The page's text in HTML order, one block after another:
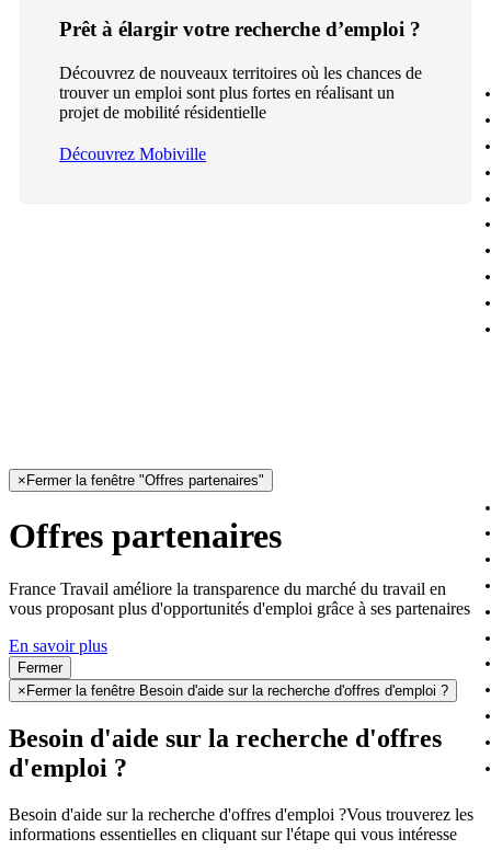
Prêt à élargir votre recherche d’emploi ?
Découvrez de nouveaux territoires où les chances de
trouver un emploi sont plus fortes en réalisant un
projet de mobilité résidentielle
Découvrez Mobiville
× Fermer la fenêtre "Offres partenaires"
Offres partenaires
France Travail améliore la transparence du marché du travail en
vous proposant plus d'opportunités d'emploi grâce à ses partenaires
En savoir plus
Fermer
× Fermer la fenêtre Besoin d'aide sur la recherche d'offres d'emploi ?
Besoin d'aide sur la recherche d'offres
d'emploi ?
Besoin d'aide sur la recherche d'offres d'emploi ?Vous trouverez les
informations essentielles en cliquant sur l'étape qui vous intéresse